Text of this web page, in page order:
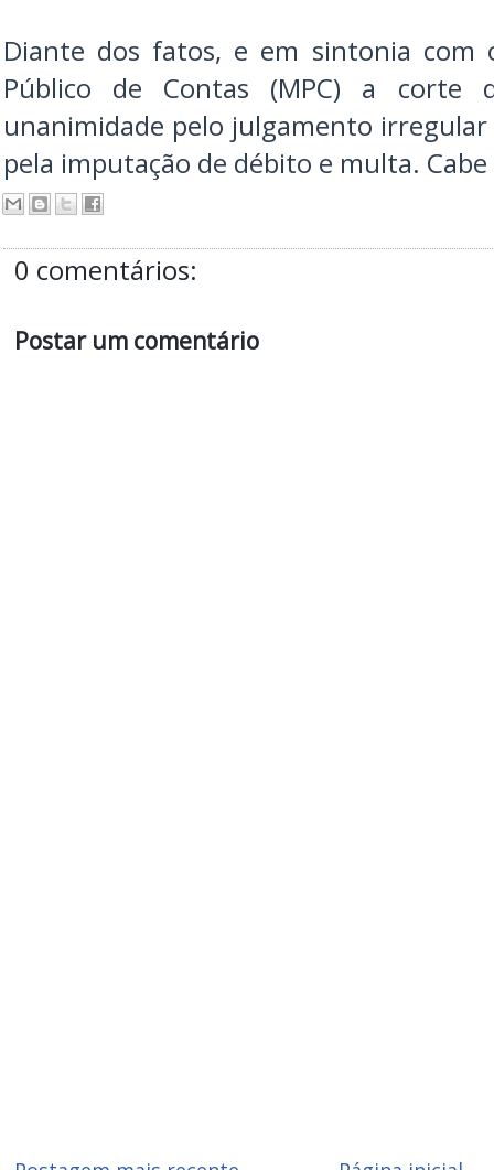
Diante dos fatos, e em sintonia com
Público de Contas (MPC) a corte
unanimidade pelo julgamento irregular
pela imputação de débito e multa.
0 comentários:
Postar um comentário